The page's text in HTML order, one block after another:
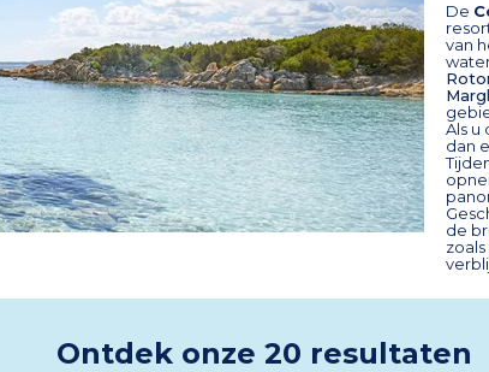
De
van
Als u
dan
de
Ontdek onze 20 resultaten